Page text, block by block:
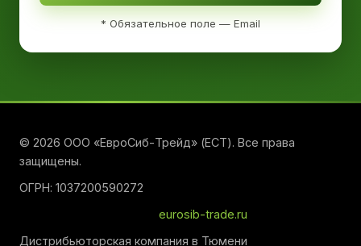
* Обязательное поле — Email
© 2026 ООО «ЕвроСиб-Трейд» (ЕСТ). Все права
защищены.
ОГРН: 1037200590272
eurosib-trade.ru
Дистрибьюторская компания в Тюмени